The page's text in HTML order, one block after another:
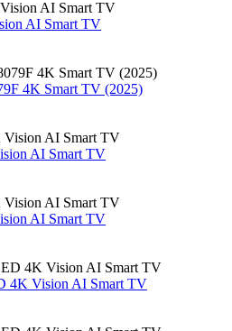
AI Smart TV
4K Smart TV (2025)
AI Smart TV
AI Smart TV
4K Vision AI Smart TV